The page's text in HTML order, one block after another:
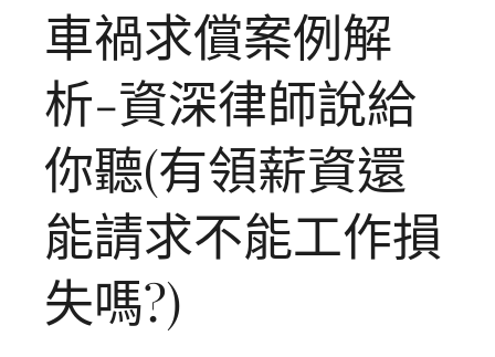
車禍求償案例解
析-資深律師說給
你聽(有領薪資還
能請求不能工作損
失嗎?)